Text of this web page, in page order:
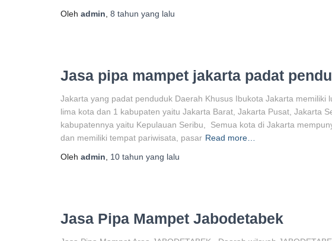
Oleh admin 8 tahun yang lalu
Jasa pipa mampet jakarta padat
Jakarta yang padat penduduk Daerah Khusus Ibukota Jakarta memiliki
lima kota dan 1 kabupaten yaitu Jakarta Barat, Jakarta Pusat, Jakarta
kabupatennya yaitu Kepulauan Seribu, Semua kota di Jakarta
dan memiliki tempat pariwisata, pasar Read more…
Oleh admin 10 tahun yang lalu
Jasa Pipa Mampet Jabodetabek